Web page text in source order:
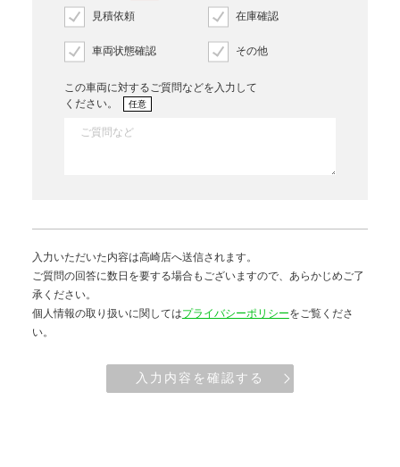
見積依頼 在庫確認
車両状態確認 その他
この車両に対するご質問などを入力して
ください。
任意
入力いただいた内容は高崎店へ送信されます。
ご質問の回答に数日を要する場合もございますので、あらかじめご了
承ください。
個人情報の取り扱いに関してはプライバシーポリシーをご覧くださ
い。
入力内容を確認する